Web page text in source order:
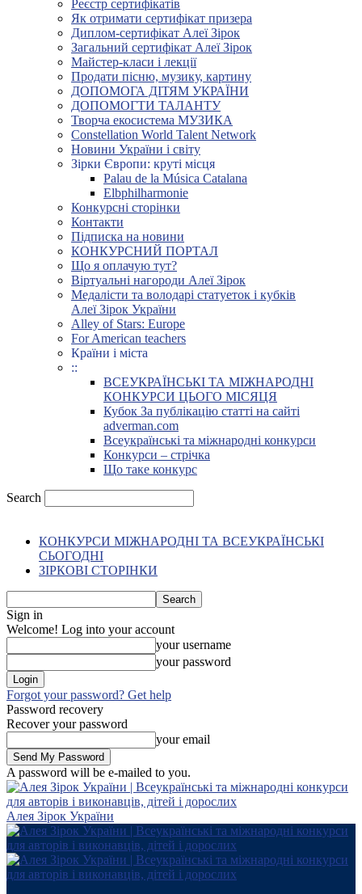
Реєстр сертифікатів
Як отримати сертифікат призера
Диплом-сертифікат Алеї Зірок
Загальний сертифікат Алеї Зірок
Майстер-класи і лекції
Продати пісню, музику, картину
ДОПОМОГА ДІТЯМ УКРАЇНИ
ДОПОМОГТИ ТАЛАНТУ
Творча екосистема МУЗИКА
Constellation World Talent Network
Новини України і світу
Зірки Європи: круті місця
Palau de la Música Catalana
Elbphilharmonie
Конкурсні сторінки
Контакти
Підписка на новини
КОНКУРСНИЙ ПОРТАЛ
Що я оплачую тут?
Віртуальні нагороди Алеї Зірок
Медалісти та володарі статуеток і кубків
Алеї Зірок України
Alley of Stars: Europe
For American teachers
Країни і міста
::
ВСЕУКРАЇНСЬКІ ТА МІЖНАРОДНІ
КОНКУРСИ ЦЬОГО МІСЯЦЯ
Кубок За публікацію статті на сайті
adverman.com
Всеукраїнські та міжнародні конкурси
Конкурси – стрічка
Що таке конкурс
Search
КОНКУРСИ МІЖНАРОДНІ ТА ВСЕУКРАЇНСЬКІ
СЬОГОДНІ
ЗІРКОВІ СТОРІНКИ
Sign in
Welcome! Log into your account
your username
your password
Forgot your password? Get help
Password recovery
Recover your password
your email
A password will be e-mailed to you.
Алея Зірок України